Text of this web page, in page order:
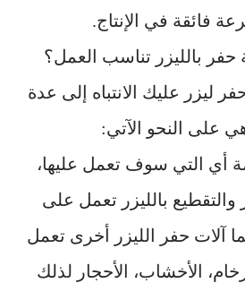
فائقة في الإنتاج.
حفر بالليزر تناسب العمل؟
على النحو الآتي:
بالليزر تعمل على
آلات حفر الليزر أخرى تعمل
الأخشاب، الأحجار لذلك